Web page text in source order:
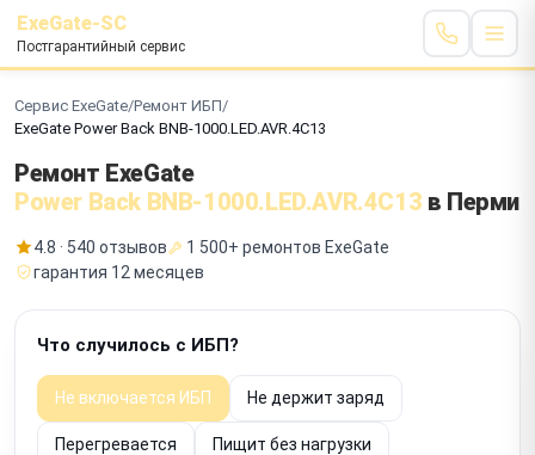
ExeGate-SC
Постгарантийный сервис
Сервис ExeGate/Ремонт ИБП/
ExeGate Power Back BNB-1000.LED.AVR.4C13
Ремонт ExeGate
Power Back BNB-1000.LED.AVR.4C13 в Перми
4.8 · 540 отзывов
1 500+ ремонтов ExeGate
гарантия 12 месяцев
Что случилось с ИБП?
Не включается ИБП Не держит заряд
Перегревается Пищит без нагрузки